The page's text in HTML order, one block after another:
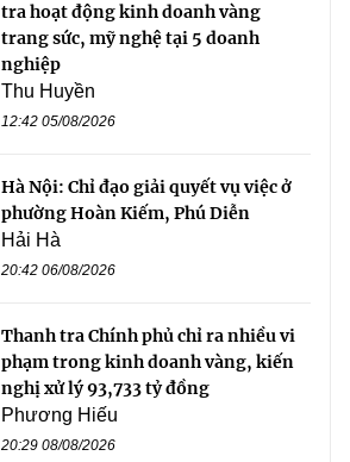
tra hoạt động kinh doanh vàng
trang sức, mỹ nghệ tại 5 doanh
nghiệp
Thu Huyền
12:42 05/08/2026
Hà Nội: Chỉ đạo giải quyết vụ việc ở
phường Hoàn Kiếm, Phú Diễn
Hải Hà
20:42 06/08/2026
Thanh tra Chính phủ chỉ ra nhiều vi
phạm trong kinh doanh vàng, kiến
nghị xử lý 93,733 tỷ đồng
Phương Hiếu
20:29 08/08/2026